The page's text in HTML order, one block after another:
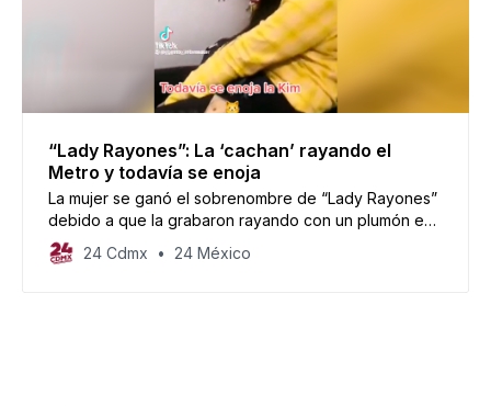
“Lady Rayones”: La ‘cachan’ rayando el
Metro y todavía se enoja
La mujer se ganó el sobrenombre de “Lady Rayones”
debido a que la grabaron rayando con un plumón en
el transporte público.
24 Cdmx 24 México